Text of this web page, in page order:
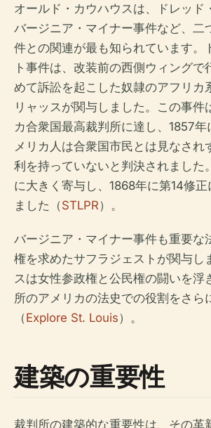
オールド・カウハウスは、ドレッド
バージニア・マイナー事件など、二
件との関連が最も知られています。
ト事件は、改装前の西側ウィングで
めて訴訟を起こした奴隷のアフリカ
リャッスが関与しました。この事件
カ合衆国最高裁判所に達し、1857
メリカ人は合衆国市民とは見なされ
利を持っていないと判決されました
に大きく寄与し、1868年に第14修
ました（STLPR）。
バージニア・マイナー事件も重要な
権を求めたサフラジェストが関与し
スは女性参政権と公民権の闘いを浮
所のアメリカの法史での役割をさら
（Explore St. Louis）。
建築の重要性
裁判所の建築的な重要性は、その革